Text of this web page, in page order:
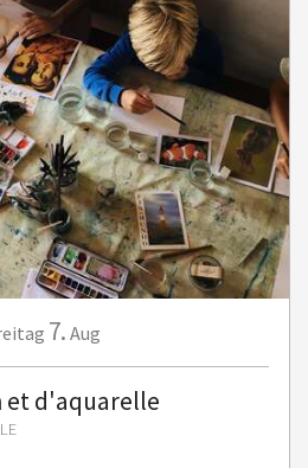
7. Aug
et d'aquarelle